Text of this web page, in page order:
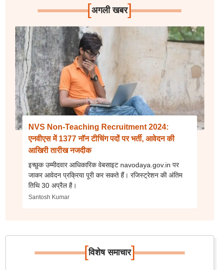
[अगली खबर]
NVS Non-Teaching Recruitment 2024:
एनवीएस में 1377 नॉन टीचिंग पदों पर भर्ती, आवेदन की
आखिरी तारीख नजदीक
इच्छुक उम्मीदवार आधिकारिक वेबसाइट navodaya.gov.in पर
जाकर आवेदन प्रक्रिया पूरी कर सकते हैं। रजिस्ट्रेशन की अंतिम
तिथि 30 अप्रैल है।
Santosh Kumar
[विशेष समाचार]